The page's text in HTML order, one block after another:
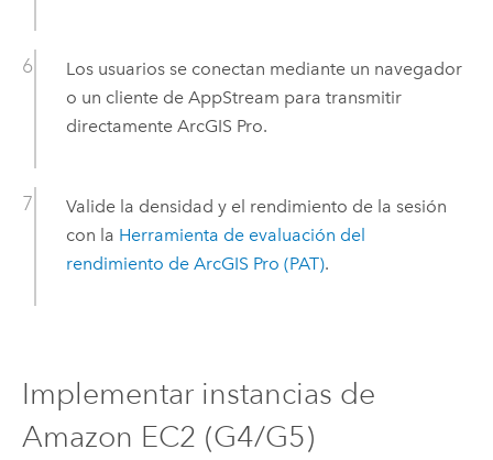
Los usuarios se conectan mediante un navegador
o un cliente de AppStream para transmitir
directamente ArcGIS Pro.
Valide la densidad y el rendimiento de la sesión
con la Herramienta de evaluación del
rendimiento de ArcGIS Pro (PAT).
Implementar instancias de
Amazon EC2 (G4/G5)